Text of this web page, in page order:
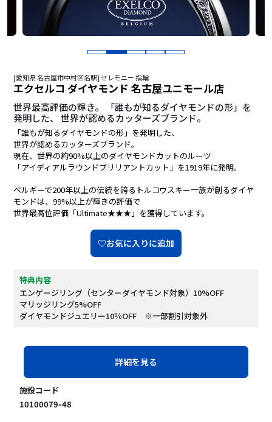
[愛知県 名古屋市中村区名駅] セレモニー 指輪
エクセルコ ダイヤモンド 名古屋ユニモール店
世界最高評価の輝き。 「誰もが知るダイヤモンドの形」を
発明した、 世界が認めるカッターズブランド。
「誰もが知るダイヤモンドの形」を発明した、
世界が認めるカッターズブランド。
現在、世界の約90%以上のダイヤモンドカットのルーツ
「アイディアルラウンドブリリアントカット」を1919年に発明。
ベルギーで200年以上の伝統を誇るトルコウスキー一族が創るダイヤ
モンドは、99%以上が輝きの評価で
世界最高位評価「Ultimate★★★」を獲得しています。
♡お気に入りに追加
特典内容
エンゲージリング（センターダイヤモンド対象）10%OFF
マリッジリング5%OFF
ダイヤモンドジュエリー10％OFF ※一部割引対象外
詳細を見る
施設コード
10100079-48